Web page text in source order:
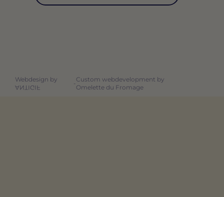
Webdesign by
ANTIGIF
-
Custom webdevelopment by
Omelette du Fromage